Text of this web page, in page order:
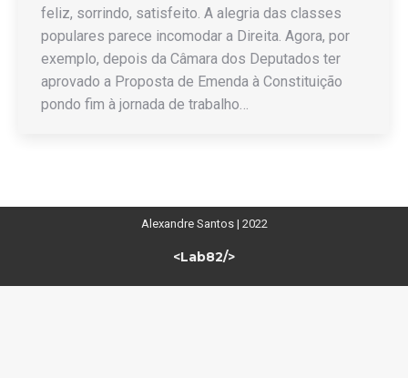
feliz, sorrindo, satisfeito. A alegria das classes
populares parece incomodar a Direita. Agora, por
exemplo, depois da Câmara dos Deputados ter
aprovado a Proposta de Emenda à Constituição
pondo fim à jornada de trabalho…
Alexandre Santos | 2022
<Lab82/>